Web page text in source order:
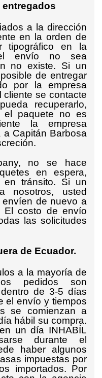
a la dirección
en la orden de
tipográfico en la
envío no sea
no existe. Si un
de entregar
por la empresa
cliente se contacte
recuperarlo,
el paquete no es
la empresa
a Capitán Barbosa
no se hace
en espera,
en tránsito. Si un
nosotros, usted
de nuevo a
El costo de envío
las solicitudes
de Ecuador.
a la mayoría de
pedidos son
de 3-5 días
el envío y tiempos
se comienzan a
hábil su compra.
un día INHABÍL
durante el
haber algunos
impuestas por
importados. Por